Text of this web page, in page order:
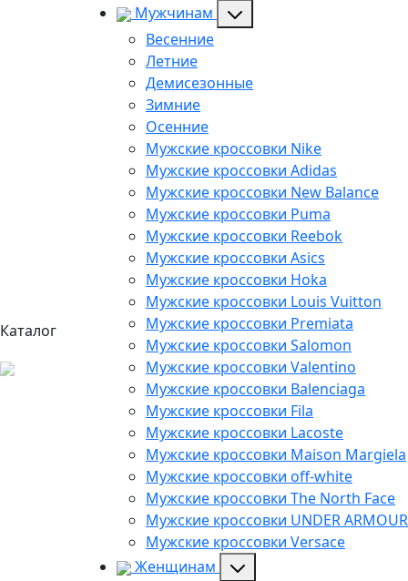
Каталог
Мужчинам
Весенние
Летние
Демисезонные
Зимние
Осенние
Мужские кроссовки Nike
Мужские кроссовки Adidas
Мужские кроссовки New Balance
Мужские кроссовки Puma
Мужские кроссовки Reebok
Мужские кроссовки Asics
Мужские кроссовки Hoka
Мужские кроссовки Louis Vuitton
Мужские кроссовки Premiata
Мужские кроссовки Salomon
Мужские кроссовки Valentino
Мужские кроссовки Balenciaga
Мужские кроссовки Fila
Мужские кроссовки Lacoste
Мужские кроссовки Maison Margiela
Мужские кроссовки off-white
Мужские кроссовки The North Face
Мужские кроссовки UNDER ARMOUR
Мужские кроссовки Versace
Женщинам